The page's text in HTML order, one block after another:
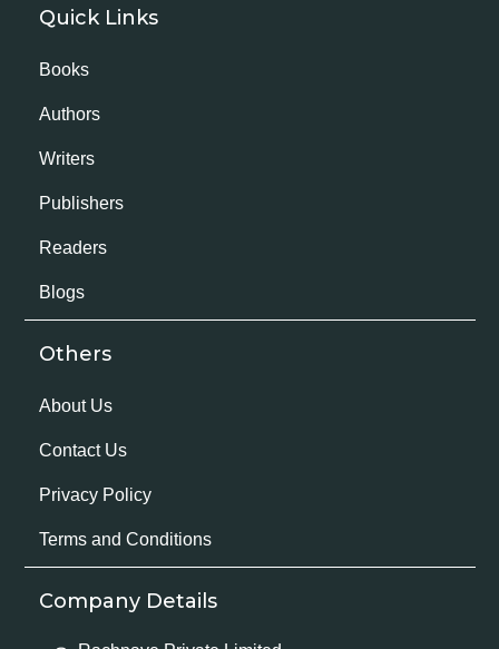
Quick Links
Books
Authors
Writers
Publishers
Readers
Blogs
Others
About Us
Contact Us
Privacy Policy
Terms and Conditions
Company Details